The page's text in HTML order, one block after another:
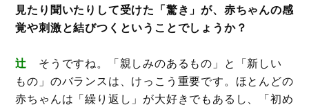
見たり聞いたりして受けた「驚き」が、赤ちゃんの感
覚や刺激と結びつくということでしょうか？
辻 そうですね。「親しみのあるもの」と「新しい
もの」のバランスは、けっこう重要です。ほとんどの
赤ちゃんは「繰り返し」が大好きでもあるし、「初め